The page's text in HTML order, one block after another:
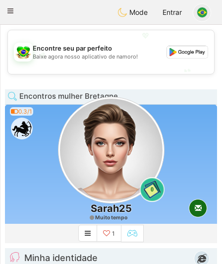
Conversar
Toggle
Mode Entrar
💖
💕
Encontre seu par perfeito
Baixe agora nosso aplicativo de namoro!
Encontros mulher Bretagne
0.3/1
0
Sarah25
Muito tempo
1
Minha identidade